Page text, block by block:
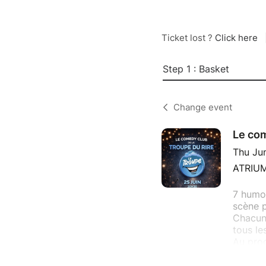
Ticket lost ? Click here
Step 1 : Basket
Change event
Le
Thu
7
scène
tous